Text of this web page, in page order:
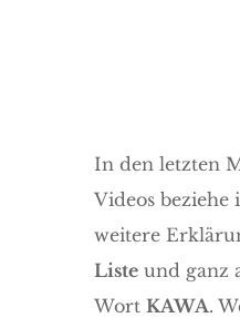
In den letzten
Videos beziehe
weitere
Listeund ganz
Wort KAWA.